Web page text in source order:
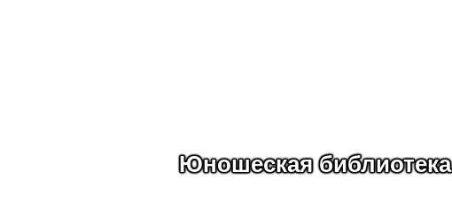
Юношеская библиотека